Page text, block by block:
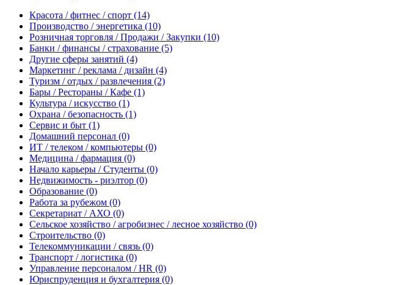
Красота / фитнес / спорт (14)
Производство / энергетика (10)
Розничная торговля / Продажи / Закупки (10)
Банки / финансы / страхование (5)
Другие сферы занятий (4)
Маркетинг / реклама / дизайн (4)
Туризм / отдых / развлечения (2)
Бары / Рестораны / Кафе (1)
Культура / искусство (1)
Охрана / безопасность (1)
Сервис и быт (1)
Домашний персонал (0)
ИТ / телеком / компьютеры (0)
Медицина / фармация (0)
Начало карьеры / Студенты (0)
Недвижимость - риэлтор (0)
Образование (0)
Работа за рубежом (0)
Секретариат / АХО (0)
Сельское хозяйство / агробизнес / лесное хозяйство (0)
Строительство (0)
Телекоммуникации / связь (0)
Транспорт / логистика (0)
Управление персоналом / HR (0)
Юриспруденция и бухгалтерия (0)